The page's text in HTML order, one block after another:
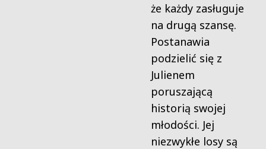
że każdy zasługuje
na drugą szansę.
Postanawia
podzielić się z
Julienem
poruszającą
historią swojej
młodości. Jej
niezwykłe losy są